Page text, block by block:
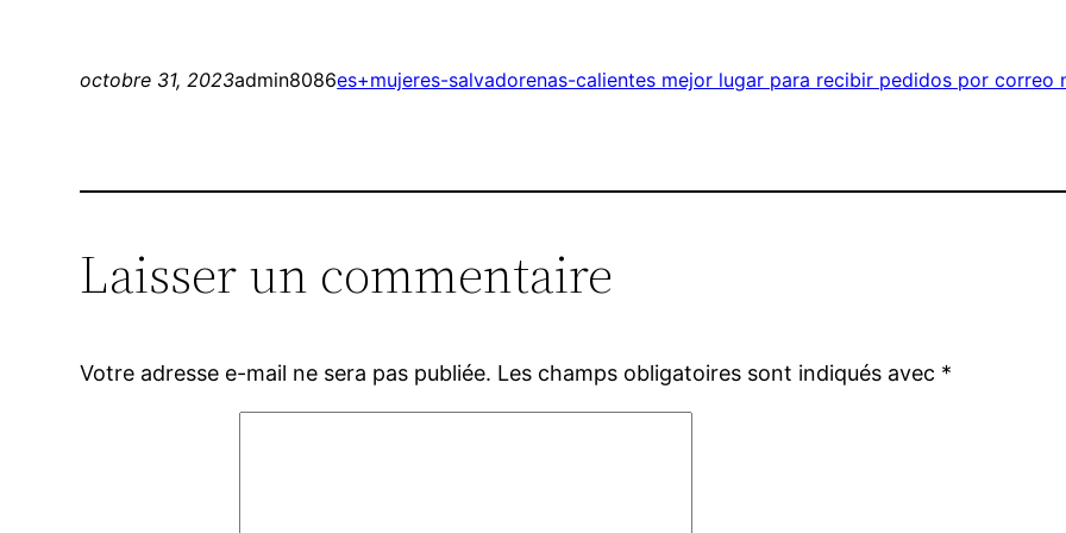
octobre 31, 2023admin8086es+mujeres-salvadorenas-calientes mejor lugar para recibir pedidos por correo
Laisser un commentaire
Votre adresse e-mail ne sera pas publiée. Les champs obligatoires sont indiqués avec *